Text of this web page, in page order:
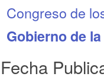
Congreso de
Gobierno de
Fecha